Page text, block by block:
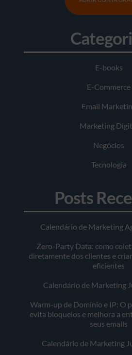
E-books
E-Commerce
Email
Marketing
Negócios
Tecnologia
Posts
Calendário de Marketing
Zero-Party Data: como
diretamente dos clientes e
eficientes
Calendário de Marketing
Warm-up de Domínio e IP: O
evita bloqueios e melhora a
seus emails
Calendário de Marketing